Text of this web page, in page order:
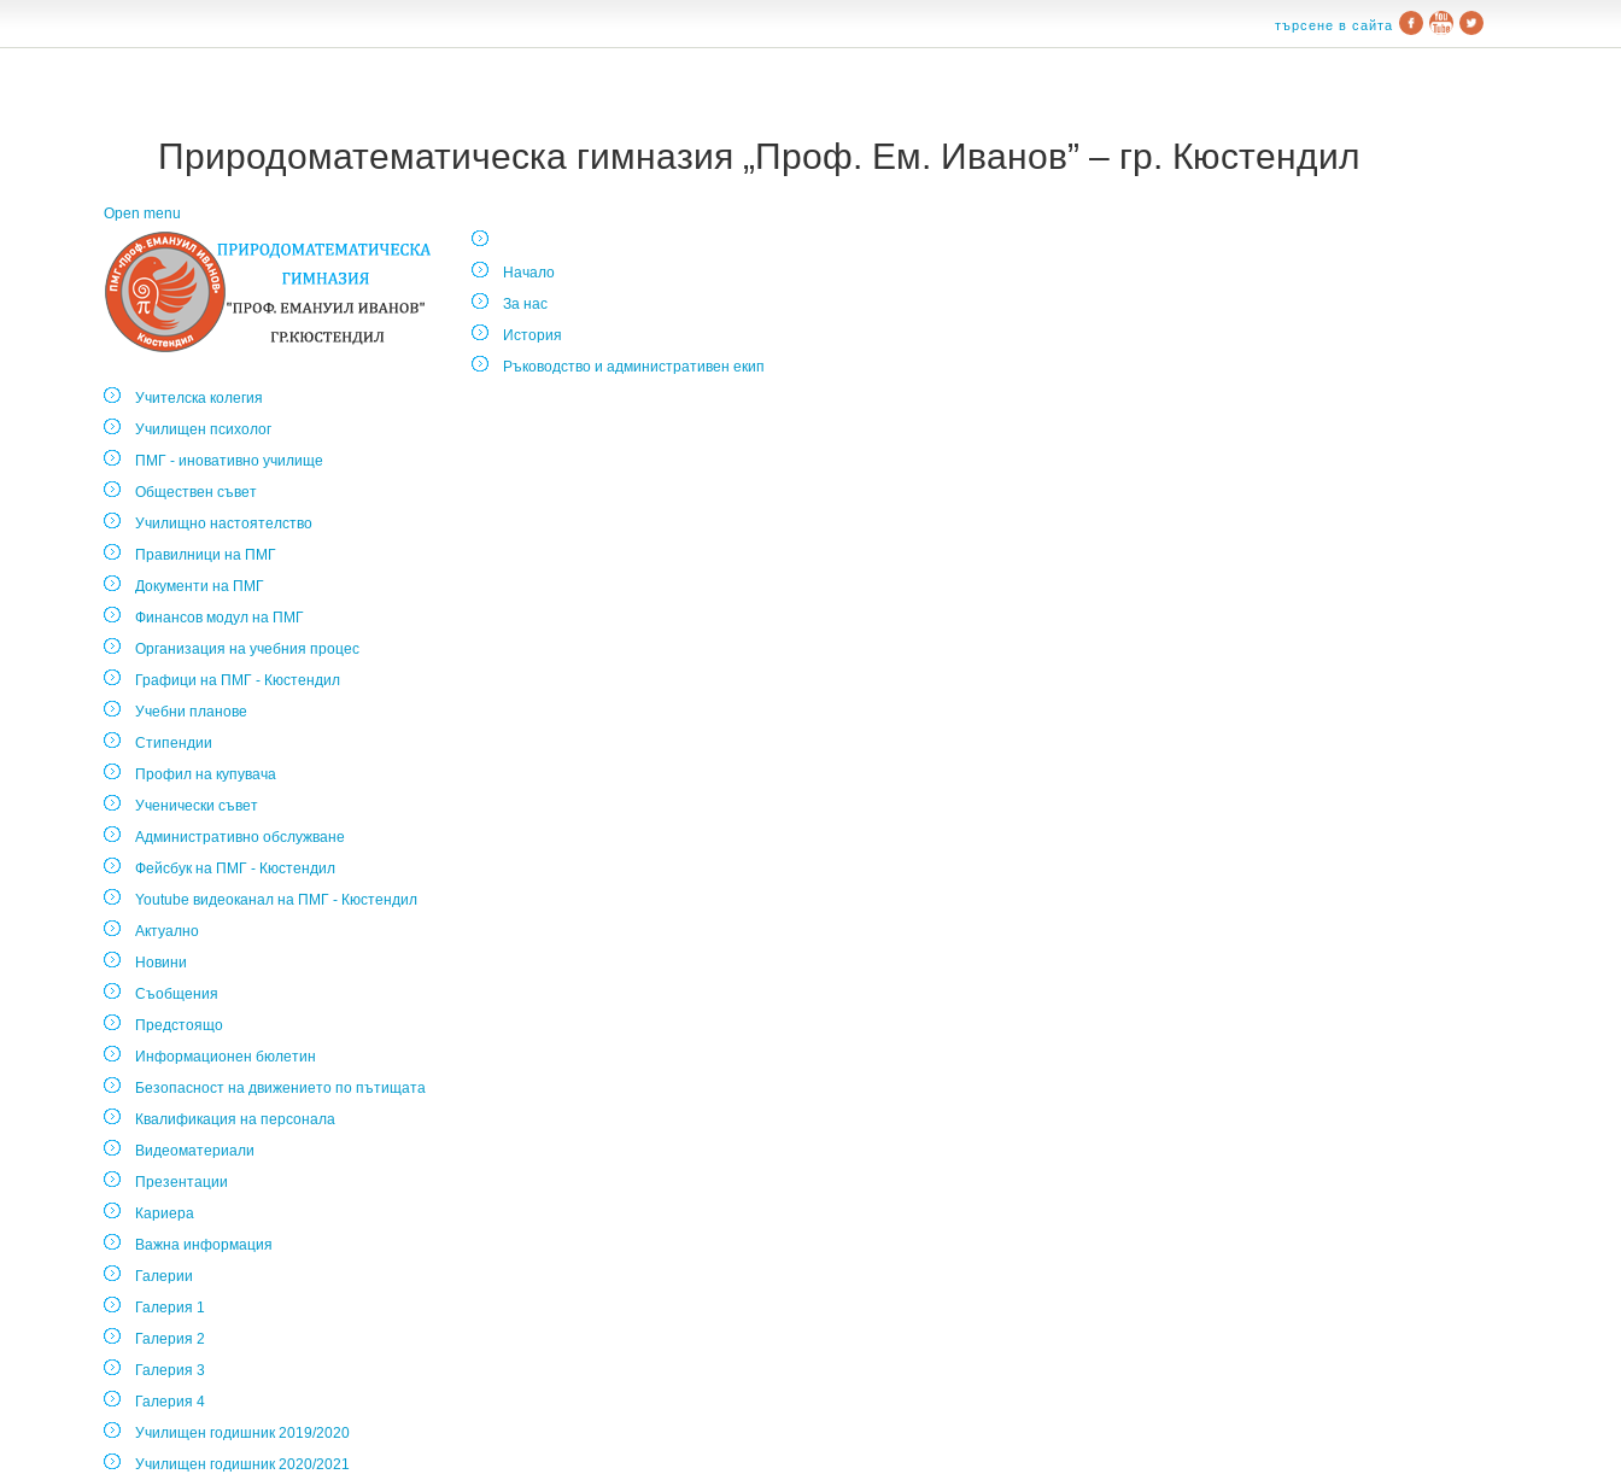
търсене в сайта
Природоматематическа гимназия „Проф. Ем. Иванов” – гр. Кюстендил
Open menu
Начало
За нас
История
Ръководство и административен екип
Учителска колегия
Училищен психолог
ПМГ - иновативно училище
Обществен съвет
Училищно настоятелство
Правилници на ПМГ
Документи на ПМГ
Финансов модул на ПМГ
Организация на учебния процес
Графици на ПМГ - Кюстендил
Учебни планове
Стипендии
Профил на купувача
Ученически съвет
Административно обслужване
Фейсбук на ПМГ - Кюстендил
Youtube видеоканал на ПМГ - Кюстендил
Актуално
Новини
Съобщения
Предстоящо
Информационен бюлетин
Безопасност на движението по пътищата
Квалификация на персонала
Видеоматериали
Презентации
Кариера
Важна информация
Галерии
Галерия 1
Галерия 2
Галерия 3
Галерия 4
Училищен годишник 2019/2020
Училищен годишник 2020/2021